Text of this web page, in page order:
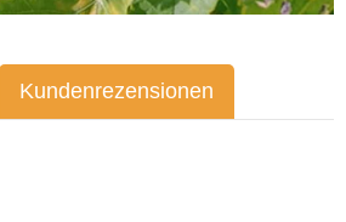
Kundenrezensionen